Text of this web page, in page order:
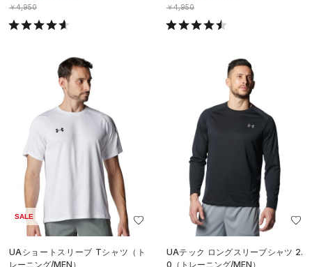
￥4,950
￥4,950
SALE
UAショートスリーブ Tシャツ（ト
レーニング/MEN）
UAテック ロングスリーブシャツ 2.
0（トレーニング/MEN）